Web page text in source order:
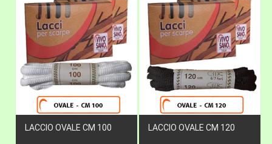
LACCIO OVALE CM 100 LACCIO OVALE CM 120